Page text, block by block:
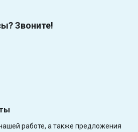
Звоните!
работе, а также предложения